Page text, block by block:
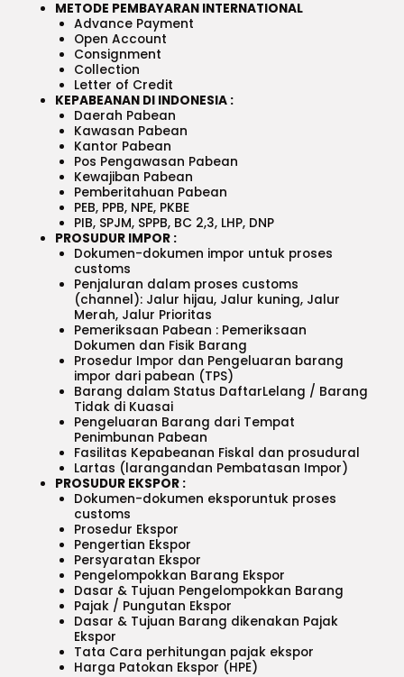
METODE PEMBAYARAN INTERNATIONAL
Advance Payment
Open Account
Consignment
Collection
Letter of Credit
KEPABEANAN DI INDONESIA :
Daerah Pabean
Kawasan Pabean
Kantor Pabean
Pos Pengawasan Pabean
Kewajiban Pabean
Pemberitahuan Pabean
PEB, PPB, NPE, PKBE
PIB, SPJM, SPPB, BC 2,3, LHP, DNP
PROSUDUR IMPOR :
Dokumen-dokumen impor untuk proses
customs
Penjaluran dalam proses customs
(channel): Jalur hijau, Jalur kuning, Jalur
Merah, Jalur Prioritas
Pemeriksaan Pabean : Pemeriksaan
Dokumen dan Fisik Barang
Prosedur Impor dan Pengeluaran barang
impor dari pabean (TPS)
Barang dalam Status DaftarLelang / Barang
Tidak di Kuasai
Pengeluaran Barang dari Tempat
Penimbunan Pabean
Fasilitas Kepabeanan Fiskal dan prosudural
Lartas (larangandan Pembatasan Impor)
PROSUDUR EKSPOR :
Dokumen-dokumen eksporuntuk proses
customs
Prosedur Ekspor
Pengertian Ekspor
Persyaratan Ekspor
Pengelompokkan Barang Ekspor
Dasar & Tujuan Pengelompokkan Barang
Pajak / Pungutan Ekspor
Dasar & Tujuan Barang dikenakan Pajak
Ekspor
Tata Cara perhitungan pajak ekspor
Harga Patokan Ekspor (HPE)